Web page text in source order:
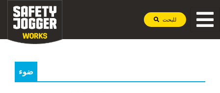
للبحث
ضوء